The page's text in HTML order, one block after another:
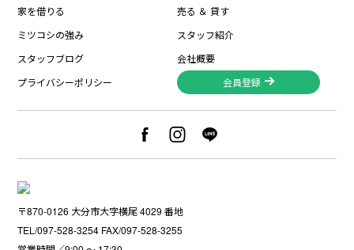
〒870-0126 大分市大字横尾 4029 番地
TEL/097-528-3254 FAX/097-528-3255
家を借りる
売る ＆ 貸す
ミツコシの強み
スタッフ紹介
スタッフブログ
会社概要
プライバシーポリシー
会員登録